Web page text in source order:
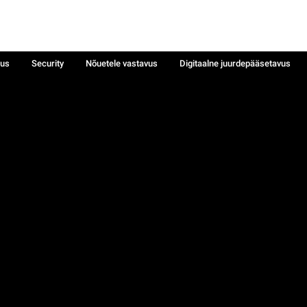
Security Nõuetele vastavus
Digitaalne juurdepääsetavus